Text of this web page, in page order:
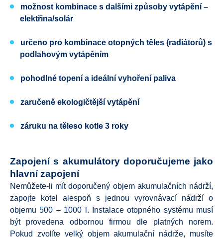
možnost kombinace s dalšími způsoby vytápění –
elektřina/solár
určeno pro kombinace otopných těles (radiátorů) s
podlahovým vytápěním
pohodlné topení a ideální vyhoření paliva
zaručeně ekologičtější vytápění
záruku na těleso kotle 3 roky
Zapojení s akumulátory doporučujeme jako
hlavní zapojení
Nemůžete-li mít doporučený objem akumulačních nádrží,
zapojte kotel alespoň s jednou vyrovnávací nádrží o
objemu 500 – 1000 l. Instalace otopného systému musí
být provedena odbornou firmou dle platných norem.
Pokud zvolíte velký objem akumulační nádrže, musíte